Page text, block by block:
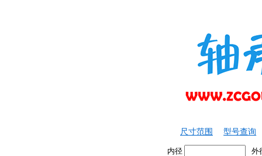
尺寸范围 型号查询
内径
外